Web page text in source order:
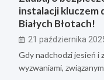
instalacji kluczem
Białych Błotach!
21 października
Gdy nadchodzi jesień i
wyzwaniami,